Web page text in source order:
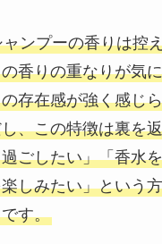
ンプーの香りは控
香りの重なりが気
存在感が強く感じ
、この特徴は裏を
ごしたい」「香水
しみたい」という
す。